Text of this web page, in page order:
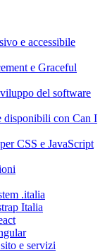
e accessibile
e Graceful
del software
disponibili con Can I
CSS e JavaScript
.italia
Italia
e servizi